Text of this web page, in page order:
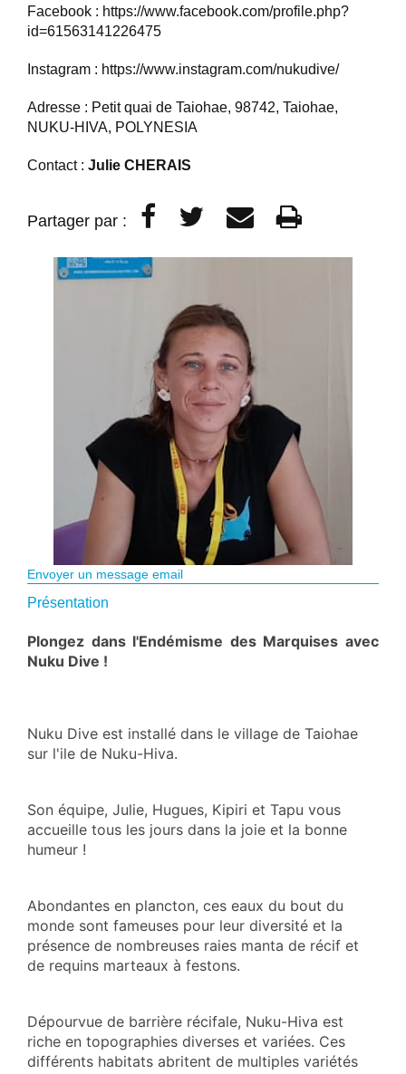
Facebook : https://www.facebook.com/profile.php?
id=61563141226475
Instagram : https://www.instagram.com/nukudive/
Adresse : Petit quai de Taiohae, 98742, Taiohae,
NUKU-HIVA, POLYNESIA
Contact : Julie CHERAIS
Partager par :
Envoyer un message email
Présentation
Plongez dans l'Endémisme des Marquises avec
Nuku Dive !
Nuku Dive est installé dans le village de Taiohae
sur l'ile de Nuku-Hiva.
Son équipe, Julie, Hugues, Kipiri et Tapu vous
accueille tous les jours dans la joie et la bonne
humeur !
Abondantes en plancton, ces eaux du bout du
monde sont fameuses pour leur diversité et la
présence de nombreuses raies manta de récif et
de requins marteaux à festons.
Dépourvue de barrière récifale, Nuku-Hiva est
riche en topographies diverses et variées. Ces
différents habitats abritent de multiples variétés